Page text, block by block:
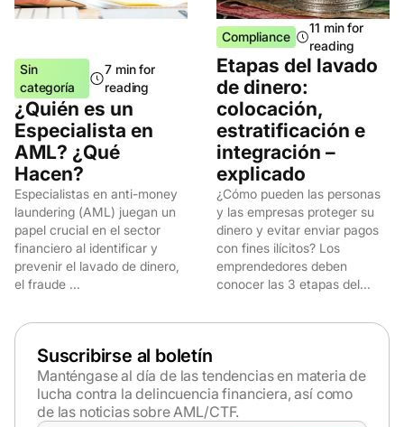
Sin
categoría
7 min for
reading
¿Quién es un
Especialista en
AML? ¿Qué
Hacen?
Especialistas en anti-money
laundering (AML) juegan un
papel crucial en el sector
financiero al identificar y
prevenir el lavado de dinero,
el fraude ...
Compliance
11 min for
reading
Etapas del lavado
de dinero:
colocación,
estratificación e
integración –
explicado
¿Cómo pueden las personas
y las empresas proteger su
dinero y evitar enviar pagos
con fines ilícitos? Los
emprendedores deben
conocer las 3 etapas del...
Suscribirse al boletín
Manténgase al día de las tendencias en materia de
lucha contra la delincuencia financiera,así como
de las noticias sobre AML/CTF.